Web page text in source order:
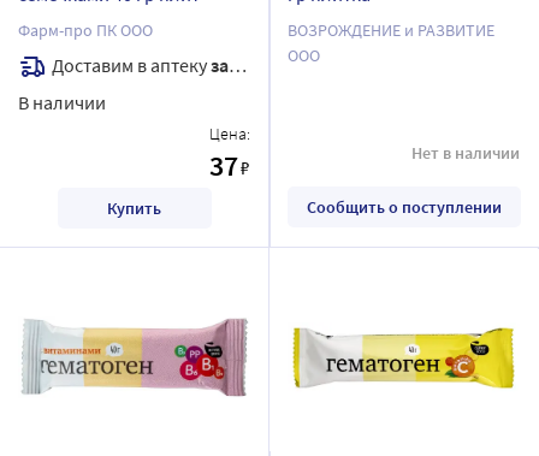
Фарм-про ПК ООО
Доставим в аптекузавтра
В наличии
Цена:
37₽
Купить
ВОЗРОЖДЕНИЕ и РАЗВИТИЕ
ООО
Нет в наличии
Сообщить о поступлении